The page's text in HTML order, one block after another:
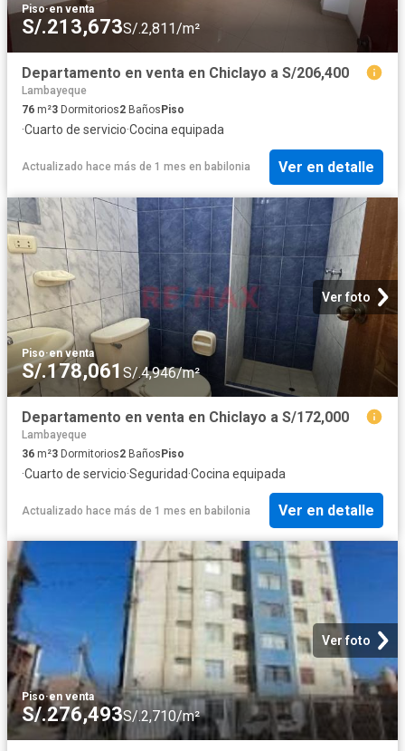
Piso·en venta
S/.213,673S/.2,811/m²
Departamento en venta en Chiclayo a S/206,400
Lambayeque
76 m²3 Dormitorios2 Baños Piso
·Cuarto de servicio·Cocina equipada
Actualizado hace más de 1 mes en babilonia Ver en detalle
Ver foto
Piso·en venta
S/.178,061S/.4,946/m²
Departamento en venta en Chiclayo a S/172,000
Lambayeque
36 m²3 Dormitorios2 BañosPiso
·Cuarto de servicio·Seguridad·Cocina equipada
Actualizado hace más de 1 mes en babilonia Ver en detalle
Ver foto
Piso·en venta
S/.276,493S/.2,710/m²